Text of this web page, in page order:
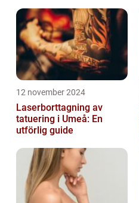
12 november 2024
Laserborttagning av
tatuering i Umeå: En
utförlig guide